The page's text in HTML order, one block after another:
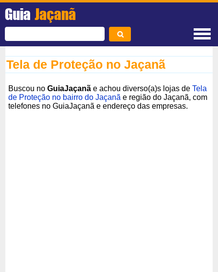
Guia Jaçanã
Tela de Proteção no Jaçanã
Buscou noGuiaJaçanã e achou diverso(a)s lojas deTela
de Proteção no bairro do Jaçanã e região do Jaçanã, com
telefones no GuiaJaçanã e endereço das empresas.